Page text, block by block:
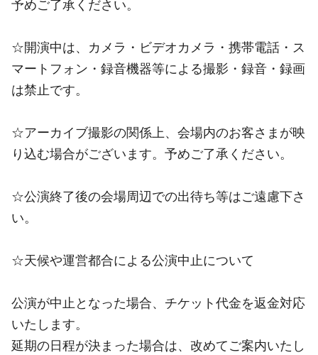
予めご了承ください。
☆開演中は、カメラ・ビデオカメラ・携帯電話・ス
マートフォン・録音機器等による撮影・録音・録画
は禁止です。
☆アーカイブ撮影の関係上、会場内のお客さまが映
り込む場合がございます。予めご了承ください。
☆公演終了後の会場周辺での出待ち等はご遠慮下さ
い。
☆天候や運営都合による公演中止について
公演が中止となった場合、チケット代金を返金対応
いたします。
延期の日程が決まった場合は、改めてご案内いたし